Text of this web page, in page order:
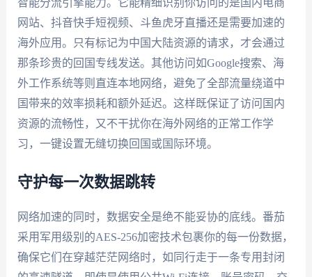
智能分流引擎能力。它能精细识别你访问的是国内电商
网站、抖音快手短视频、斗鱼虎牙直播还是需要加速的
海外应用。只有标记为中国大陆资源的请求，才会通过
那条珍贵的回国专线发送。其他访问如Google搜索、海
外工作系统等则直连本地网络，避免了全部流量绕道中
国带来的效率损耗和额外延迟。这样既保证了访问国内
资源的流畅性，又不干扰你在海外网络的正常工作学
习，一键设置无缝切换回国或国际环境。
守护每一次数据跳转
网络加速的同时，数据安全是绝不能妥协的底线。番茄
采用军用级别的AES-256加密技术包裹你的每一份数据，
确保它们在穿越茫茫网络时，如同行走于一条专用封闭